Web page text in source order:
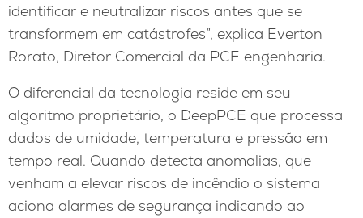
identificar e neutralizar riscos antes que se
transformem em catástrofes”, explica Everton
Rorato, Diretor Comercial da PCE engenharia.
O diferencial da tecnologia reside em seu
algoritmo proprietário, o DeepPCE que processa
dados de umidade, temperatura e pressão em
tempo real. Quando detecta anomalias, que
venham a elevar riscos de incêndio o sistema
aciona alarmes de segurança indicando ao